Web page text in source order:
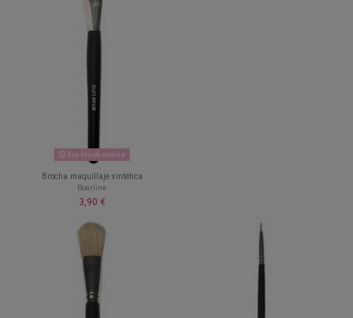
Sin stock online
Brocha maquillaje sintética
Boarline
3,90 €